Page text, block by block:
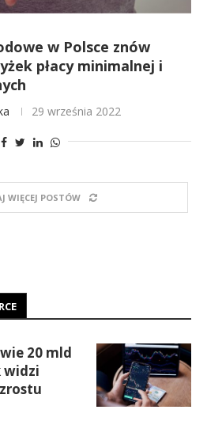
w Polsce znów
płacy minimalnej i
29 września 2022
WIĘCEJ POSTÓW
20 mld
widzi